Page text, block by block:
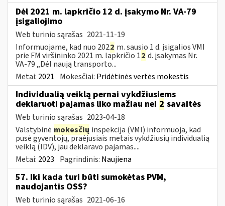
Dėl 2021 m. lapkričio 12 d. įsakymo Nr. VA-79
įsigaliojimo
Web turinio sąrašas 2021-11-19
Informuojame, kad nuo 2022 m. sausio 1 d. įsigalios VMI
prie FM viršininko 2021 m. lapkričio 12 d. įsakymas Nr.
VA-79 „Dėl naują transporto...
Metai: 2021 Mokesčiai: Pridėtinės vertės mokestis
Individualią veiklą pernai vykdžiusiems
deklaruoti pajamas liko mažiau nei 2 savaitės
Web turinio sąrašas 2023-04-18
Valstybinė mokesčių inspekcija (VMI) informuoja, kad
pusė gyventojų, praėjusiais metais vykdžiusių individualią
veiklą (IDV), jau deklaravo pajamas....
Metai: 2023 Pagrindinis: Naujiena
57. Iki kada turi būti sumokėtas PVM,
naudojantis OSS?
Web turinio sąrašas 2021-06-16